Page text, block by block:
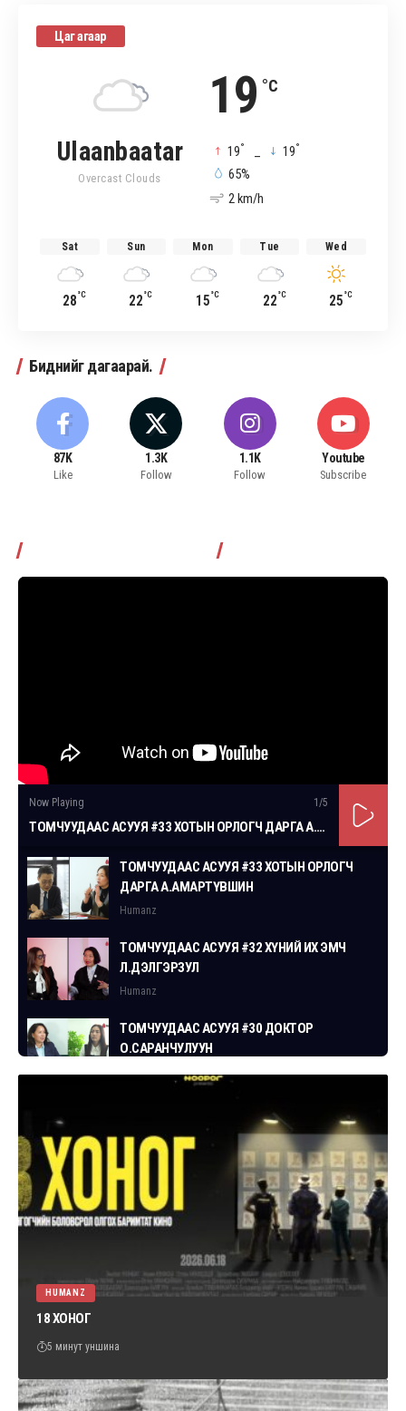
Цаг агаар
19 °C
Ulaanbaatar
Overcast Clouds
19° 19°
65%
2 km/h
Sat
28°C
Sun
22°C
Mon
15°C
Tue
22°C
Wed
25°C
Биднийг дагаарай.
87K
Like
1.3K
Follow
1.1K
Follow
Youtube
Subscribe
Now Playing 1 /5
ТОМЧУУДААС АСУУЯ #33 ХОТЫН ОРЛОГЧ ДАРГА А.АМАРТҮВШИН
ТОМЧУУДААС АСУУЯ #33 ХОТЫН ОРЛОГЧ
ДАРГА А.АМАРТҮВШИН
Humanz
ТОМЧУУДААС АСУУЯ #32 ХҮНИЙ ИХ ЭМЧ
Л.ДЭЛГЭРЗУЛ
Humanz
ТОМЧУУДААС АСУУЯ #30 ДОКТОР
О.САРАНЧУЛУУН
Humanz
ТОМЧУУДААС АСУУЯ #29 СГЗ С.ЦОГТБАЯР
Humanz
ТОМЧУУДААС АСУУЯ #28 ХУУЛЬЧ
Г.ЭРДЭНЭБАТ
Humanz
HUMANZ
18 ХОНОГ
5 минут уншина